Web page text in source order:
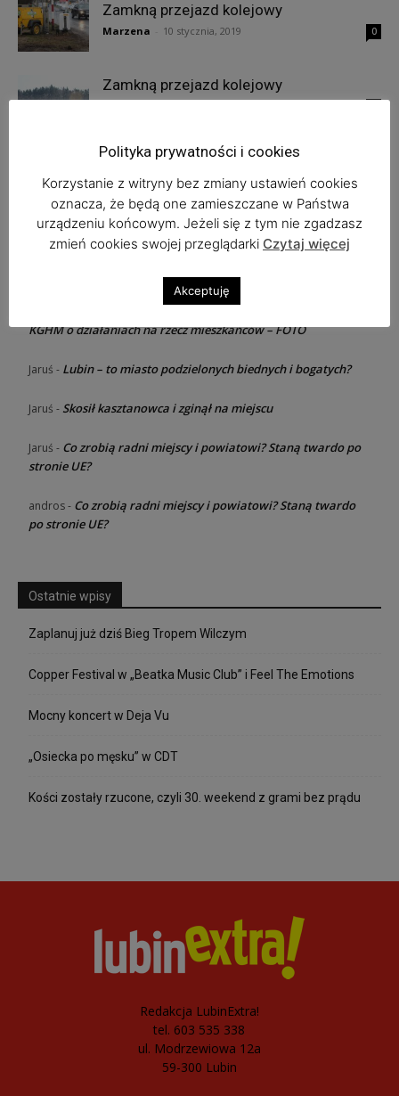
Zamkną przejazd kolejowy
Marzena 10 stycznia, 2019 0
Zamkną przejazd kolejowy
1 2
KGHM o działaniach na rzecz mieszkańców – FOTO
Jaruś - Lubin – to miasto podzielonych biednych i bogatych?
Jaruś - Skosił kasztanowca i zginął na miejscu
Jaruś - Co zrobią radni miejscy i powiatowi? Staną twardo po
stronie UE?
andros- Co zrobią radni miejscy i powiatowi? Staną twardo
po stronie UE?
Ostatnie wpisy
Zaplanuj już dziś Bieg Tropem Wilczym
Copper Festival w „Beatka Music Club” i Feel The Emotions
Mocny koncert w Deja Vu
„Osiecka po męsku” w CDT
Kości zostały rzucone, czyli 30. weekend z grami bez prądu
Redakcja LubinExtra!
tel. 603 535 338
ul. Modrzewiowa 12a
59-300 Lubin
Polityka prywatności i cookies
Korzystanie z witryny bez zmiany ustawień cookies
oznacza, że będą one zamieszczane w Państwa
urządzeniu końcowym. Jeżeli się z tym nie zgadzasz
zmień cookies swojej przeglądarki Czytaj więcej
Akceptuję